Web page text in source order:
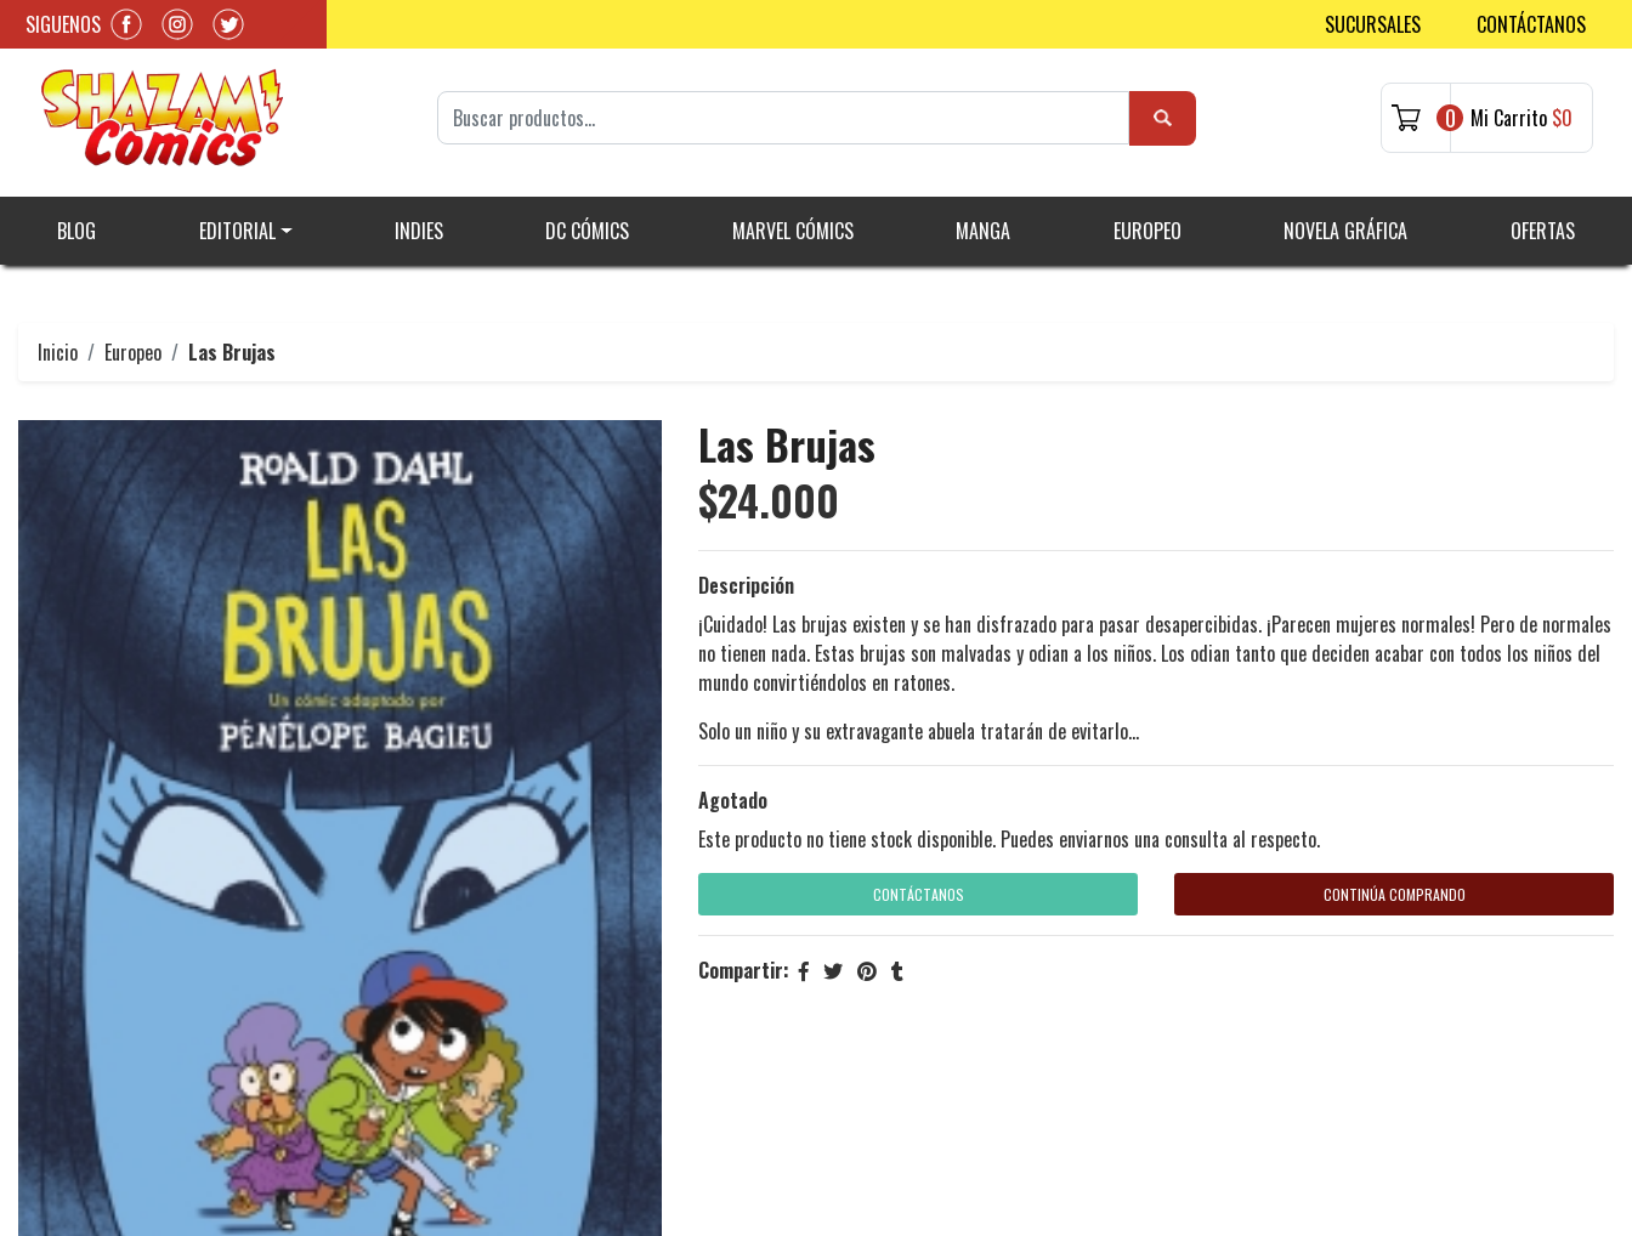
SIGUENOS SUCURSALES CONTÁCTANOS
0 Mi Carrito $0
BLOG EDITORIAL INDIES DC CÓMICS MARVEL CÓMICS MANGA EUROPEO NOVELA GRÁFICA OFERTAS
Inicio Europeo Las Brujas
Las Brujas
$24.000
Descripción
¡Cuidado! Las brujas existen y se han disfrazado para pasar desapercibidas. ¡Parecen mujeres normales! Pero de normales
no tienen nada. Estas brujas son malvadas y odian a los niños. Los odian tanto que deciden acabar con todos los niños del
mundo convirtiéndolos en ratones.
Solo un niño y su extravagante abuela tratarán de evitarlo...
Agotado
Este producto no tiene stock disponible. Puedes enviarnos una consulta al respecto.
CONTÁCTANOS CONTINÚA COMPRANDO
Compartir: